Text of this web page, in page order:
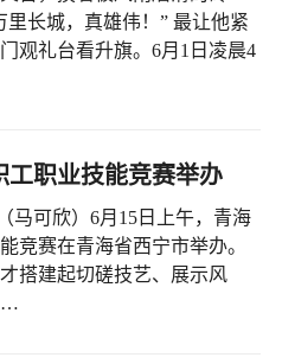
长城，真雄伟！” 最让他紧
观礼台看升旗。6月1日凌晨4
工职业技能竞赛举办
马可欣）6月15日上午，青海
竞赛在青海省西宁市举办。
搭建起切磋技艺、展示风
…